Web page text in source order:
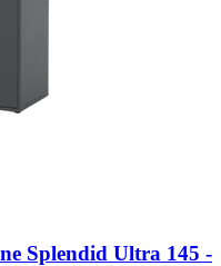
Splendid Ultra 145 -​